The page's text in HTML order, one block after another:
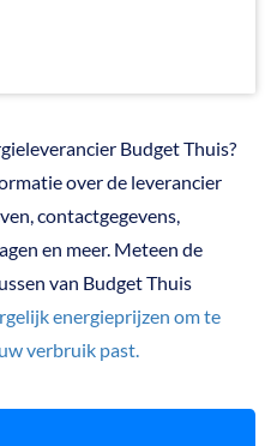
Budget Thuis?
over de leverancier
contactgegevens,
en meer. Meteen de
van Budget Thuis
energieprijzen om te
verbruik past.